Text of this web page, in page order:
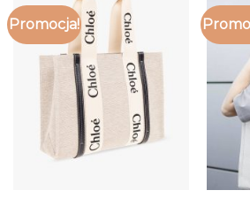
Promocja!